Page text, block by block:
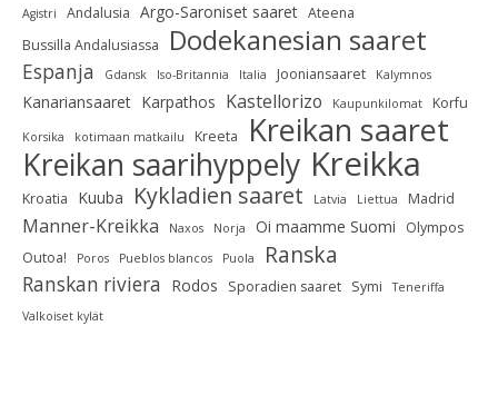
Agistri Andalusia Argo-Saroniset saaret Ateena
Bussilla Andalusiassa
Dodekanesian saaret
Espanja Gdansk Iso-Britannia Italia Jooniansaaret Kalymnos
Kanariansaaret Karpathos Kastellorizo Kaupunkilomat Korfu
Korsika kotimaan matkailu Kreeta Kreikan saaret
Kreikan saarihyppely Kreikka
Kroatia Kuuba Kykladien saaret Latvia Liettua Madrid
Manner-Kreikka Naxos Norja Oi maamme Suomi
Olympos
Outoa!
Poros Pueblos blancos Puola Ranska
Ranskan riviera Rodos Sporadien saaret Symi
Teneriffa
Valkoiset kylät